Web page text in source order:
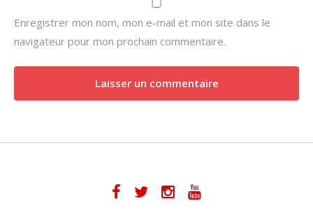
Enregistrer mon nom, mon e-mail et mon site dans le
navigateur pour mon prochain commentaire.